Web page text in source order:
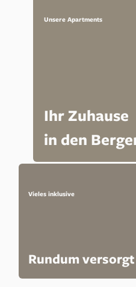
Unsere Apartments
Ihr Zuhause
in den
Vieles inklusive
Rundum versorgt